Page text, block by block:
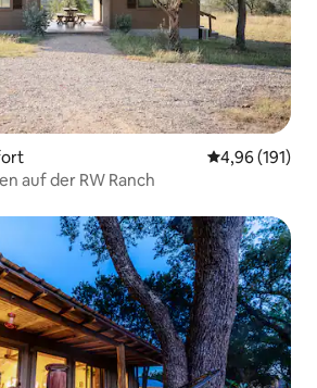
4,96 (191)
auf der RW Ranch